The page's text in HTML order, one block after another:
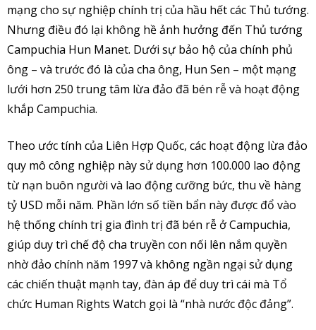
mạng cho sự nghiệp chính trị của hầu hết các Thủ tướng.
Nhưng điều đó lại không hề ảnh hưởng đến Thủ tướng
Campuchia Hun Manet. Dưới sự bảo hộ của chính phủ
ông – và trước đó là của cha ông, Hun Sen – một mạng
lưới hơn 250 trung tâm lừa đảo đã bén rễ và hoạt động
khắp Campuchia.
Theo ước tính của Liên Hợp Quốc, các hoạt động lừa đảo
quy mô công nghiệp này sử dụng hơn 100.000 lao động
từ nạn buôn người và lao động cưỡng bức, thu về hàng
tỷ USD mỗi năm. Phần lớn số tiền bẩn này được đổ vào
hệ thống chính trị gia đình trị đã bén rễ ở Campuchia,
giúp duy trì chế độ cha truyền con nối lên nắm quyền
nhờ đảo chính năm 1997 và không ngần ngại sử dụng
các chiến thuật mạnh tay, đàn áp để duy trì cái mà Tổ
chức Human Rights Watch gọi là “nhà nước độc đảng”.